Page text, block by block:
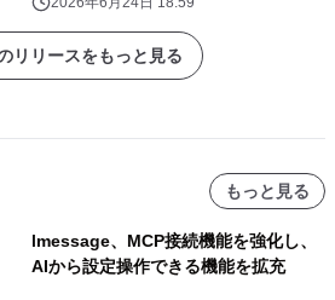
リリースをもっと見る
もっと見る
lmessage、MCP接続機能を強化し、
AIから設定操作できる機能を拡充